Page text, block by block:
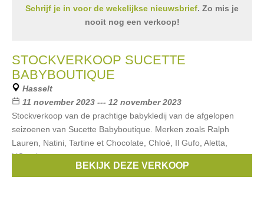
Schrijf je in voor de wekelijkse nieuwsbrief. Zo mis je
nooit nog een verkoop!
STOCKVERKOOP SUCETTE
BABYBOUTIQUE
Hasselt
11 november 2023 --- 12 november 2023
Stockverkoop van de prachtige babykledij van de afgelopen
seizoenen van Sucette Babyboutique. Merken zoals Ralph
Lauren, Natini, Tartine et Chocolate, Chloé, Il Gufo, Aletta,
L’Orsobruno,
Ralph Lauren ,Il Gufo , Chloë,Kenzo
BEKIJK DEZE VERKOOP